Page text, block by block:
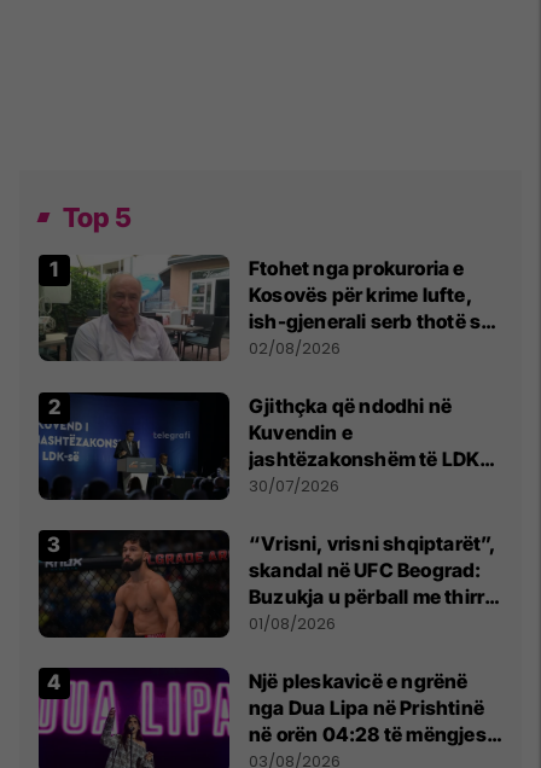
Top 5
Ftohet nga prokuroria e
Kosovës për krime lufte,
ish-gjenerali serb thotë se
dikush e tradhtoi në
02/08/2026
Gjithçka që ndodhi në
Kuvendin e
jashtëzakonshëm të LDK-
së
30/07/2026
“Vrisni, vrisni shqiptarët”,
skandal në UFC Beograd:
Buzukja u përball me thirrje
anti-shqiptare nga
01/08/2026
Një pleskavicë e ngrënë
nga Dua Lipa në Prishtinë
në orën 04:28 të mëngjesit
- dhe bota digjitale serbe
03/08/2026